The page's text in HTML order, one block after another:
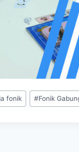
fonik #Fonik